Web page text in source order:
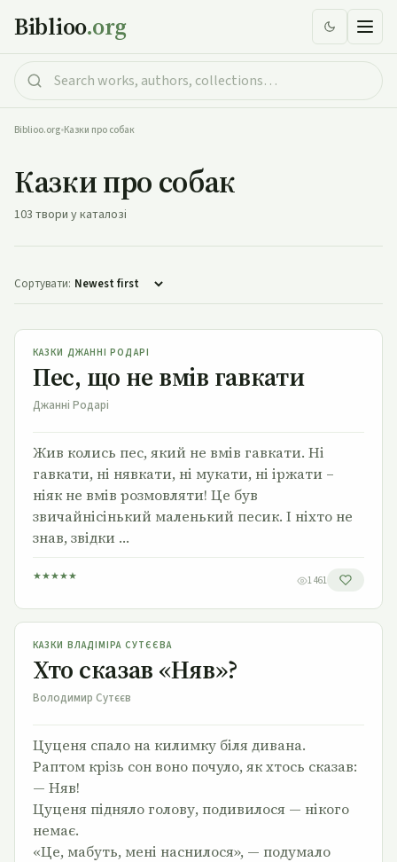
Biblioo.org
Biblioo.org•Казки про собак
Казки про собак
103 твори у каталозі
Сортувати:
Пес, що не вмів гавкати
КАЗКИ ДЖАННІ РОДАРІ
Пес, що не вмів гавкати
Джанні Родарі
Жив колись пес, який не вмів гавкати. Ні
гавкати, ні нявкати, ні мукати, ні іржати –
ніяк не вмів розмовляти! Це був
звичайнісінький маленький песик. І ніхто не
знав, звідки …
★★★★★ 1 461
Хто сказав «Няв»?
КАЗКИ ВЛАДІМІРА СУТЄЄВА
Хто сказав «Няв»?
Володимир Сутєєв
Цуценя спало на килимку біля дивана.
Раптом крізь сон воно почуло, як хтось сказав:
— Няв!
Цуценя підняло голову, подивилося — нікого
немає.
«Це, мабуть, мені наснилося», — подумало